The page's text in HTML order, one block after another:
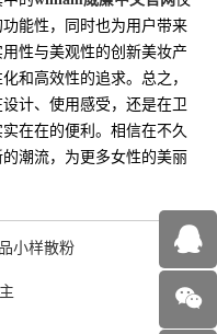
能性，同时也为用户带来
性与美观性的创新美妆产
和高效性的追求。总之，
计、使用感受，还是在卫
在在的便利。相信在不久
潮流，为更多女性的美丽
小样散粉